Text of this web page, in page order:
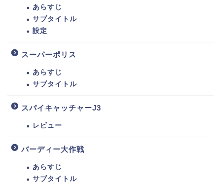
あらすじ
サブタイトル
設定
スーパーポリス
あらすじ
サブタイトル
スパイキャッチャーJ3
レビュー
バーディー大作戦
あらすじ
サブタイトル